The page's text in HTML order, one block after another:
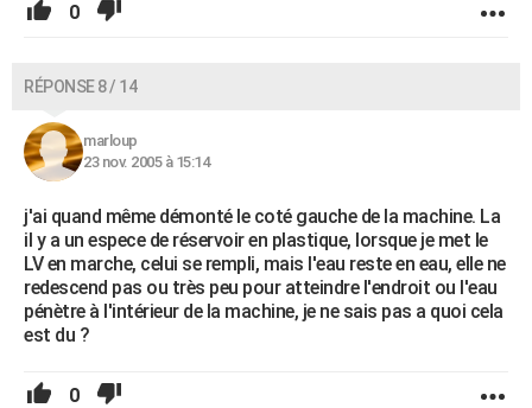
0
RÉPONSE 8 / 14
marloup
23 nov. 2005 à 15:14
j'ai quand même démonté le coté gauche de la machine. La
il y a un espece de réservoir en plastique, lorsque je met le
LV en marche, celui se rempli, mais l'eau reste en eau, elle ne
redescend pas ou très peu pour atteindre l'endroit ou l'eau
pénètre à l'intérieur de la machine, je ne sais pas a quoi cela
est du ?
0